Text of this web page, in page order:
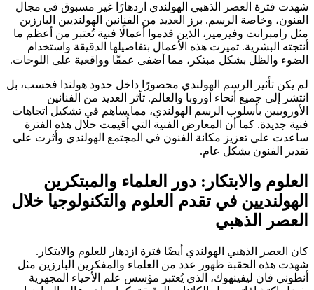
شهدت فترة العصر الذهبي الهولندي ازدهارًا غير مسبوق في مجال
الفنون، وخاصة الرسم. برز العديد من الفنانين الهولنديين البارزين
مثل رامبرانت وفيرمير، الذين قدموا أعمالًا فنية تُعتبر من أعظم ما
أنتجته البشرية. تميزت هذه الأعمال بتفاصيلها الدقيقة واستخدام
الضوء والظل بشكل مبتكر، مما أضفى عمقًا وواقعية على اللوحات.
لم يكن تأثير الرسم الهولندي محصورًا داخل حدود هولندا فحسب، بل
انتشر إلى جميع أنحاء أوروبا والعالم. تأثر العديد من الفنانين
الأوروبيين بأسلوب الرسم الهولندي، مما ساهم في تشكيل اتجاهات
فنية جديدة. كما أن المعارض الفنية التي أُقيمت خلال هذه الفترة
ساعدت على تعزيز مكانة الفنون في المجتمع الهولندي وأثرت على
تقدير الفنون بشكل عام.
العلوم والابتكار: دور العلماء والمبتكرين
الهولنديين في تقدم العلوم والتكنولوجيا خلال
العصر الذهبي
كان العصر الذهبي الهولندي أيضًا فترة ازدهار للعلوم والابتكار.
شهدت هذه الحقبة ظهور عدد من العلماء والمفكرين البارزين مثل
أنطوني فان ليفينهوك، الذي يُعتبر مؤسس علم الأحياء المجهرية